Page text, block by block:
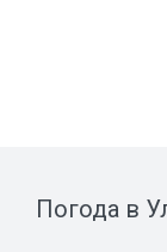
Погода в